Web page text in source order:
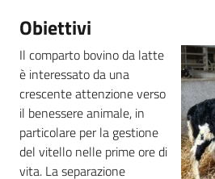
Agricoltura
in
cifre
Obiettivi
Il comparto bovino da latte
è interessato da una
crescente attenzione verso
il benessere animale, in
particolare per la gestione
del vitello nelle prime ore di
vita. La separazione